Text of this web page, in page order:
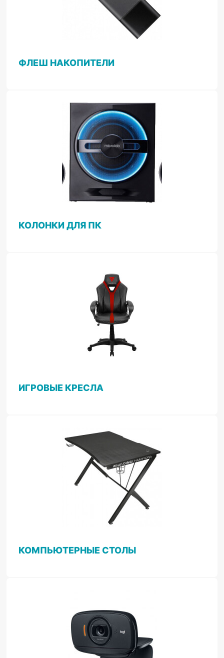
ФЛЕШ НАКОПИТЕЛИ
КОЛОНКИ ДЛЯ ПК
ИГРОВЫЕ КРЕСЛА
КОМПЬЮТЕРНЫЕ СТОЛЫ